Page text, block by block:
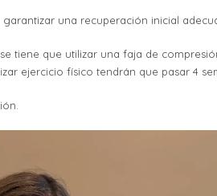
una recuperación inicial
tiene que utilizar una faja de
ejercicio físico tendrán que pasar 4